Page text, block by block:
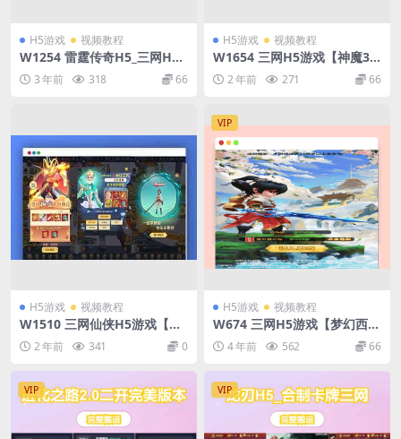
H5游戏 视频教程
W1254 雷霆传奇H5_三网H5
雷霆传奇H5之V15版本_WIN
学习手工服务端_通用视频教程
_GM物品充值后台
3 年前 318 66
H5游戏 视频教程
W1654 三网H5游戏【神魔3.0
雷霆H5超变多区跨服版】最新
整理单机一键即玩镜像端+Lin
ux手工服务端+多区跨服+管理
后台+GM分级授权后台+详细
搭建教程
2 年前 271 66
H5游戏 视频教程
W1510 三网仙侠H5游戏【九
州飞凰录H5】最新整理Linux
手工服务端+GM授权后台+详
细搭建教程+视频教程
2 年前 341 0
VIP
H5游戏 视频教程
W674 三网H5游戏【梦幻西游
H5】最新整理Linux手工服务
端+GM授权后台
4 年前 562 66
VIP VIP